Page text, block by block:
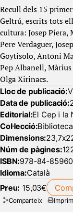
Recull dels 15
Geltrú, escrits tots
cultura: Josep Piera,
Pere Verdaguer,
Goytisolo, Antoni
Pep Albanell, Màrius
Olga Xirinacs.
Lloc de publicació:
Data de publicació:
Editorial:El Cep i la
Col·lecció:
Dimensions:
Núm de pàgines:
ISBN:978-84-
Idioma:Català
Preu: 15,03€
Comparteix